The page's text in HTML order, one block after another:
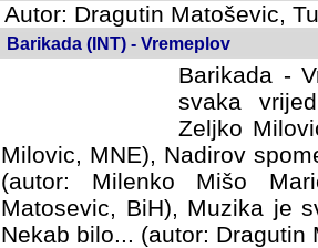
Autor: Dragutin Matoševic,
Barikada (INT) - Vremeplov
Barikada -
svaka
Milovic,
MNE), Nadirov spomenar
Milenko Mišo Maric, UK),
Muzika je svirala (autor:
(autor: Dragutin Matosevic,